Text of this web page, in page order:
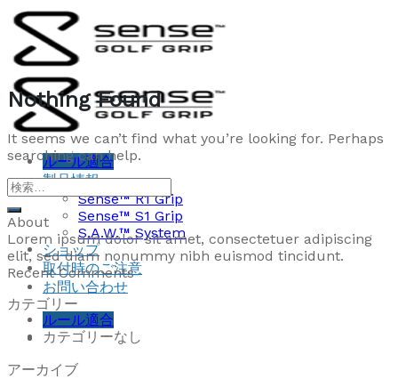
Skip
to
content
ルール適合
製品情報
Sense™ R1 Grip
Sense™ S1 Grip
S.A.W.™ System
ショップ
取付時のご注意
お問い合わせ
ルール適合
Nothing Found
It seems we can’t find what you’re looking for. Perhaps
searching can help.
About
Lorem ipsum dolor sit amet, consectetuer adipiscing
elit, sed diam nonummy nibh euismod tincidunt.
Recent Comments
カテゴリー
カテゴリーなし
アーカイブ